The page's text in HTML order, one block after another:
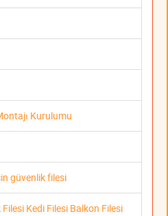
Kurulumu
güvenlik filesi
Kedi Filesi Balkon Filesi